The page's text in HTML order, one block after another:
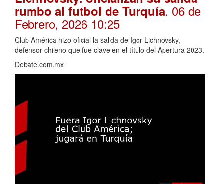
rumbo al futbol de Turquía. 06 de
Febrero, 2026 10:25
Club América hizo oficial la salida de Igor Lichnovsky,
defensor chileno que fue clave en el título del Apertura 2023.
Debate.com.mx